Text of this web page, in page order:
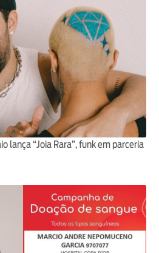
lança “Joia Rara”, funk em parceria